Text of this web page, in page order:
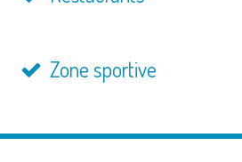
Zone sportive